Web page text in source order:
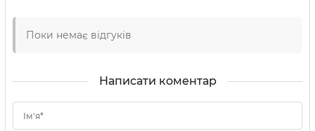
Поки немає відгуків
Написати коментар
Ім'я*